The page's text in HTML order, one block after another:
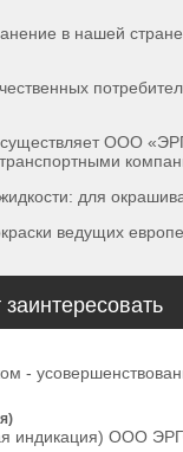
в нашей
ООО
для
ведущих
индикация) ООО